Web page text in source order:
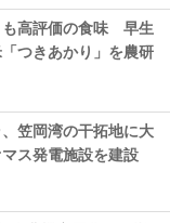
も高評価の食味 早生
つきあかり」を農研
笠岡湾の干拓地に大
ス発電施設を建設